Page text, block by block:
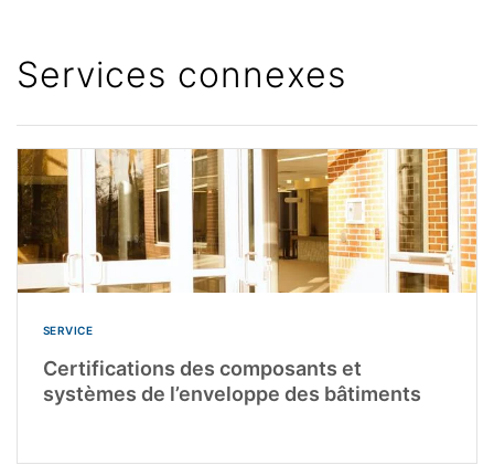
Services connexes
SERVICE
Certifications des composants et
systèmes de l’enveloppe des bâtiments